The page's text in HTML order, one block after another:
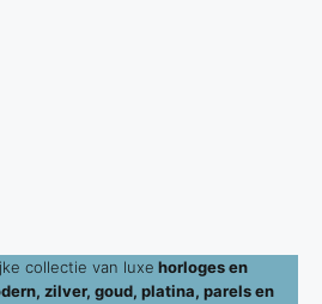
collectie van luxe horloges en
zilver, goud, platina, parels en